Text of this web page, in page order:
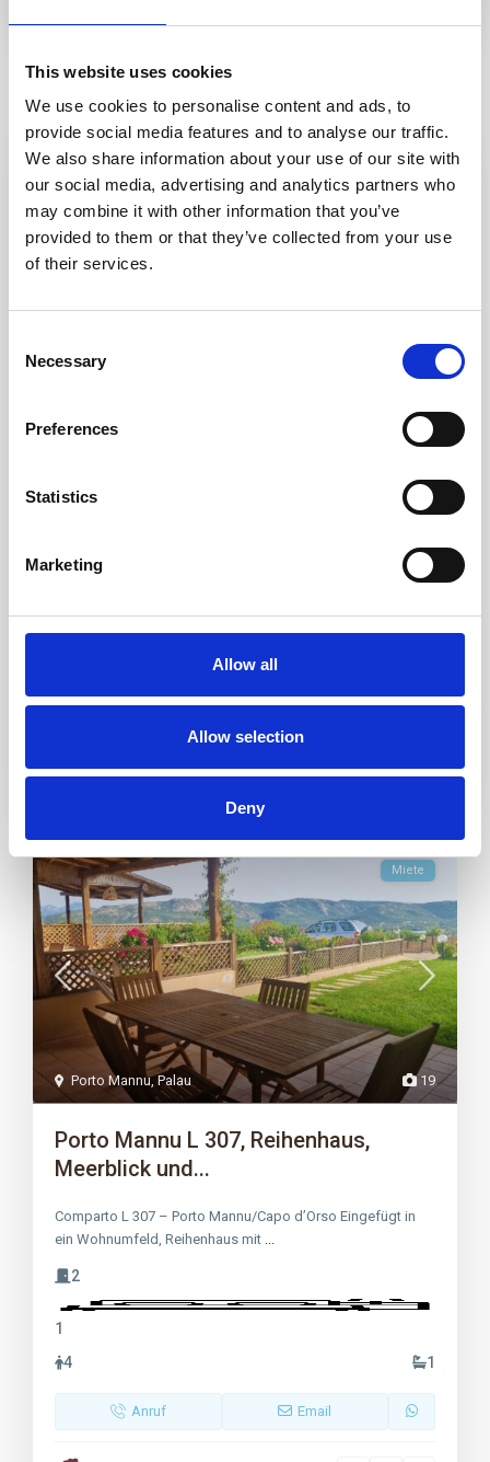
This website uses cookies
We use cookies to personalise content and ads, to
provide social media features and to analyse our traffic.
We also share information about your use of our site with
our social media, advertising and analytics partners who
may combine it with other information that you’ve
provided to them or that they’ve collected from your use
of their services.
Selection
Necessary
Preferences
Statistics
Marketing
Allow all
Allow selection
Deny
Ähnliche Einträge
21
Porto Mannu, Villa in der Nähe des
2
19
Porto Mannu,Palau
Miete
Porto Mannu L 307, Reihenhaus,
Meerblick und...
Comparto L 307 – Porto Mannu/Capo d’Orso Eingefügt in
ein Wohnumfeld, Reihenhaus mit
2
1
4
1
Anruf Email